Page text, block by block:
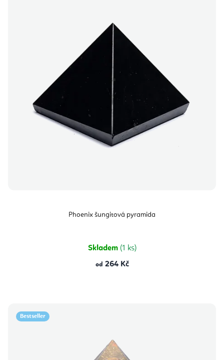
Phoenix šungitová pyramida
Skladem (1 ks)
od 264 Kč
Bestseller